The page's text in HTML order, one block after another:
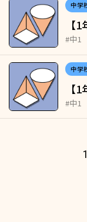
中学
【
#中1
中学
【
#中1
1